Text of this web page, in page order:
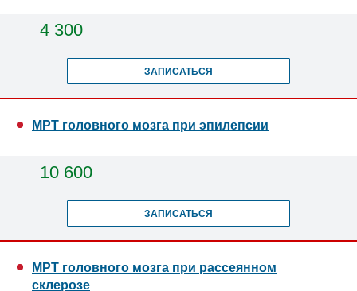
4 300
ЗАПИСАТЬСЯ
МРТ головного мозга при эпилепсии
10 600
ЗАПИСАТЬСЯ
МРТ головного мозга при рассеянном
склерозе